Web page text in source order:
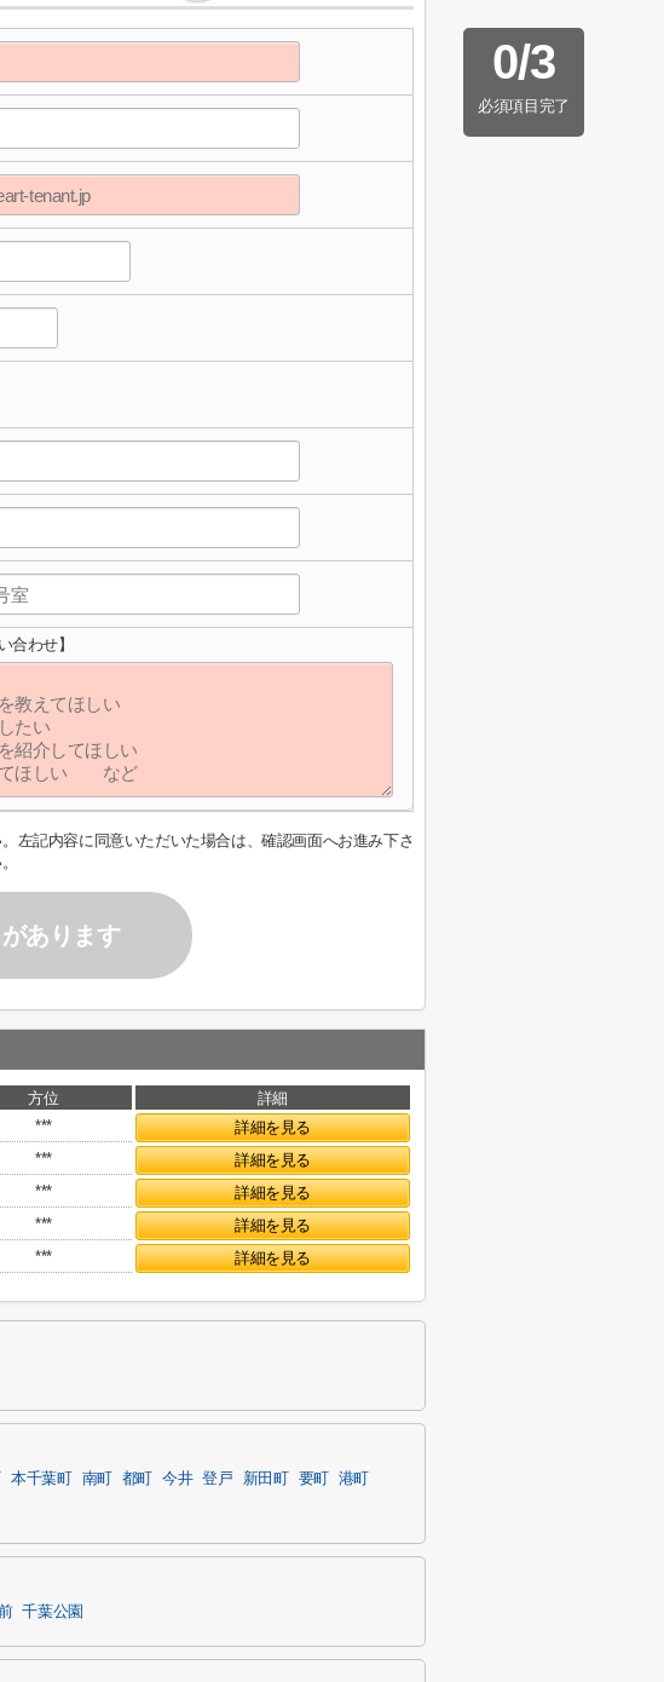
0/3
必須項目完了
合わせ】
左記内容に同意いただいた場合は、確認画面へお進み下さ
あります
方位
詳細
***
詳細を見る
***
詳細を見る
***
詳細を見る
***
詳細を見る
*** 詳細を見る
本千葉町 南町 都町 今井 登戸 新田町 要町
港町
千葉公園